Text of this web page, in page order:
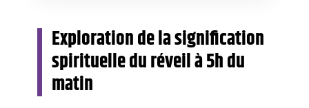
Exploration de la signification
spirituelle du réveil à 5h du
matin